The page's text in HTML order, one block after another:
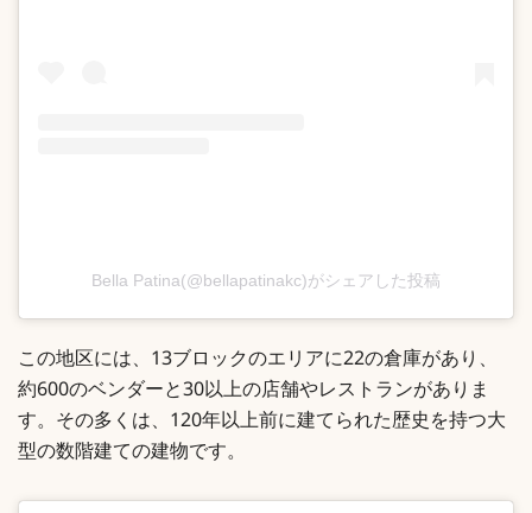
Bella Patina(@bellapatinakc)がシェアした投稿
この地区には、13ブロックのエリアに22の倉庫があり、
約600のベンダーと30以上の店舗やレストランがありま
す。その多くは、120年以上前に建てられた歴史を持つ大
型の数階建ての建物です。